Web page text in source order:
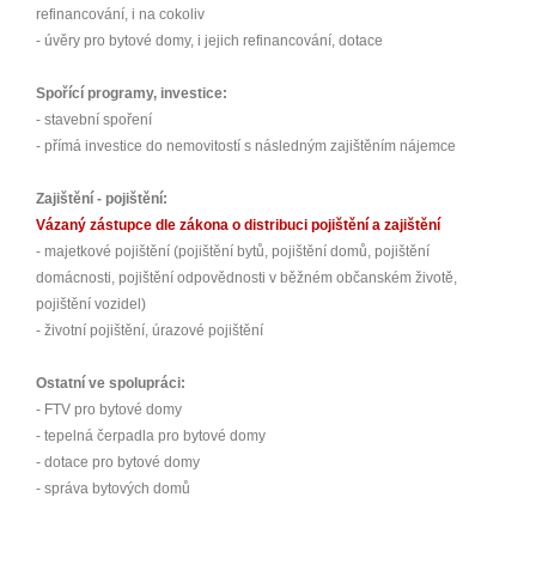
refinancování, i na cokoliv
- úvěry pro bytové domy, i jejich refinancování, dotace
Spořící programy, investice:
- stavební spoření
- přímá investice do nemovitostí s následným zajištěním nájemce
Zajištění - pojištění:
Vázaný zástupce dle zákona o distribuci pojištění a zajištění
- majetkové pojištění (pojištění bytů, pojištění domů, pojištění
domácnosti, pojištění odpovědnosti v běžném občanském životě,
pojištění vozidel)
- životní pojištění, úrazové pojištění
Ostatní ve spolupráci:
- FTV pro bytové domy
- tepelná čerpadla pro bytové domy
- dotace pro bytové domy
- správa bytových domů